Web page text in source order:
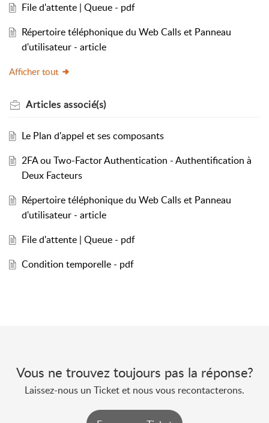
File d'attente | Queue - pdf
Répertoire téléphonique du Web Calls et Panneau
d'utilisateur - article
Afficher tout
Articles associé(s)
Le Plan d'appel et ses composants
2FA ou Two-Factor Authentication - Authentification à
Deux Facteurs
Répertoire téléphonique du Web Calls et Panneau
d'utilisateur - article
File d'attente | Queue - pdf
Condition temporelle - pdf
Vous ne trouvez toujours pas la réponse?
Laissez-nous un Ticket et nous vous recontacterons.